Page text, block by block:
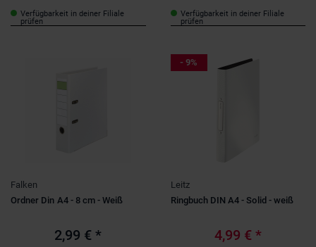
Verfügbarkeit in deiner Filiale
prüfen
Verfügbarkeit in deiner Filiale
prüfen
Falken
Ordner Din A4 - 8 cm - Weiß
2,99 € *
- 9%
Leitz
Ringbuch DIN A4 - Solid - weiß
4,99 € *